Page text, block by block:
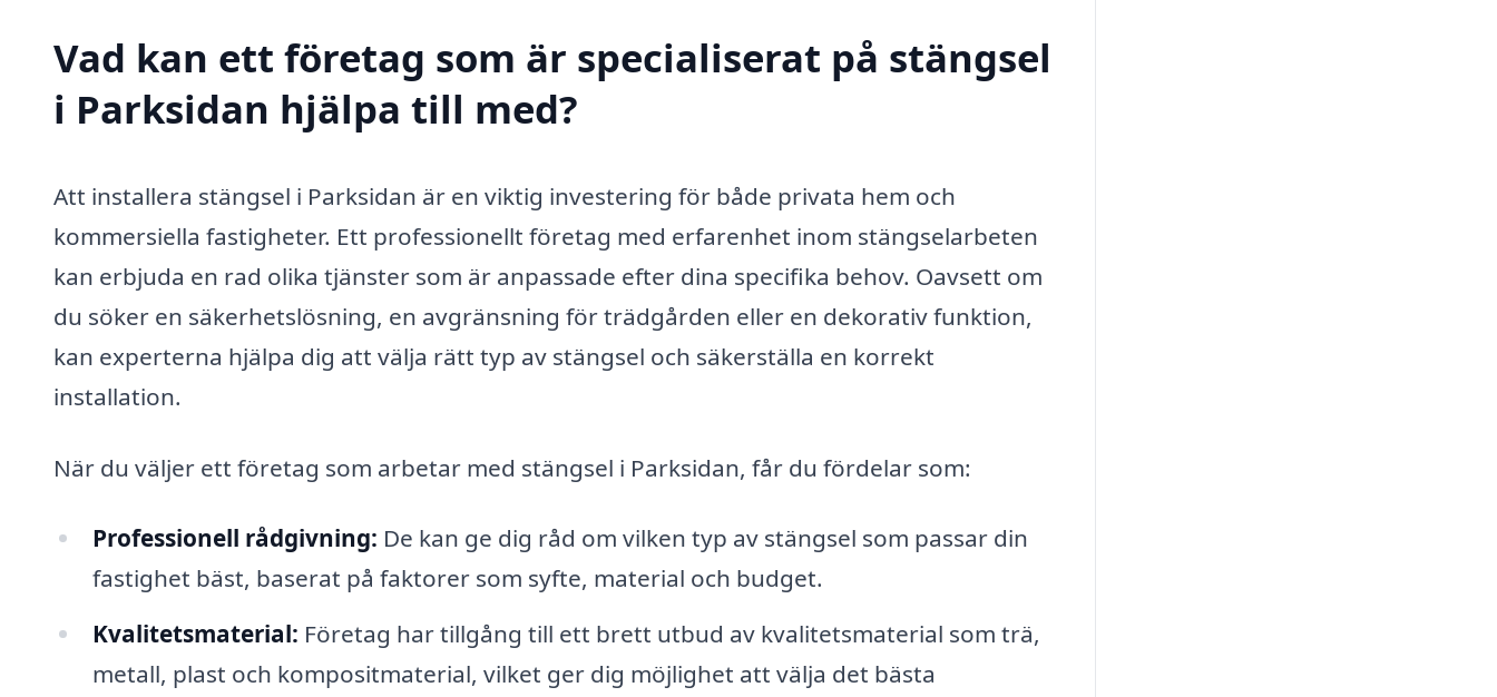
Vad kan ett företag som är specialiserat på stängsel
i Parksidan hjälpa till med?
Att installera stängsel i Parksidan är en viktig investering för både privata hem och
kommersiella fastigheter. Ett professionellt företag med erfarenhet inom stängselarbeten
kan erbjuda en rad olika tjänster som är anpassade efter dina specifika behov. Oavsett om
du söker en säkerhetslösning, en avgränsning för trädgården eller en dekorativ funktion,
kan experterna hjälpa dig att välja rätt typ av stängsel och säkerställa en korrekt
installation.
När du väljer ett företag som arbetar med stängsel i Parksidan, får du fördelar som:
Professionell rådgivning: De kan ge dig råd om vilken typ av stängsel som passar din
fastighet bäst, baserat på faktorer som syfte, material och budget.
Kvalitetsmaterial: Företag har tillgång till ett brett utbud av kvalitetsmaterial som trä,
metall, plast och kompositmaterial, vilket ger dig möjlighet att välja det bästa